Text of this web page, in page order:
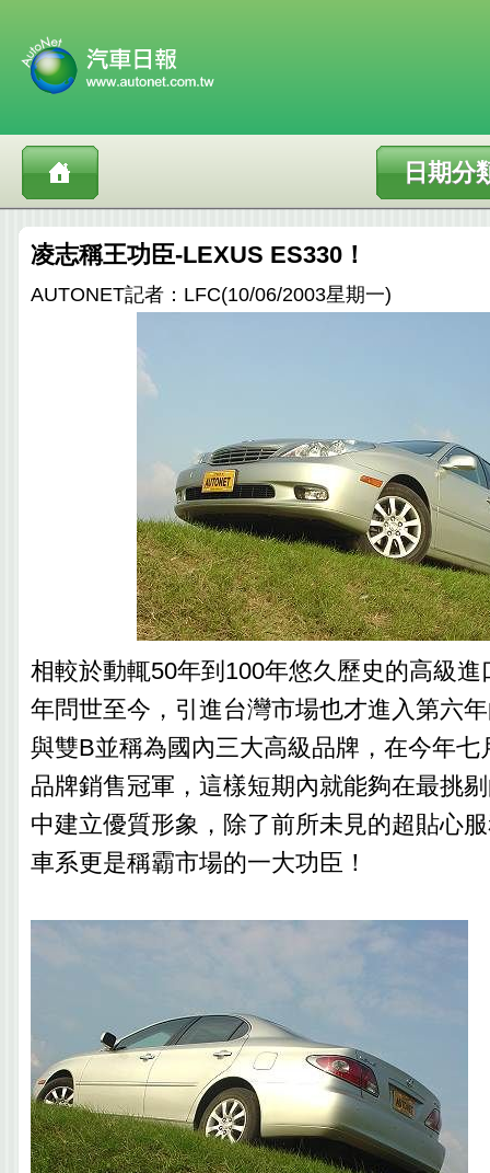
日期分
凌志稱王功臣-LEXUS ES330！
AUTONET記者：LFC(10/06/2003星期一)
相較於動輒50年到100年悠久歷史的高級
年問世至今，引進台灣市場也才進入第六
與雙B並稱為國內三大高級品牌，在今年七
品牌銷售冠軍，這樣短期內就能夠在最挑
中建立優質形象，除了前所未見的超貼心
車系更是稱霸市場的一大功臣！